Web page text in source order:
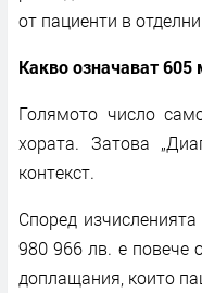
от пациенти в
Какво означават 605
Голямото число
хората. Затова
контекст.
Според
980 966 лв. е повече
доплащания, които